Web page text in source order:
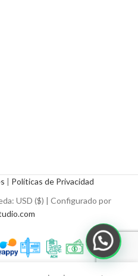
| Políticas de Privacidad
USD ($) | Configurado por